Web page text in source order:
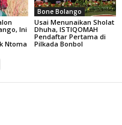
Ini
Ntoma
Bone Bolango
Usai Menunaikan Sholat
Dhuha, ISTIQOMAH
Pendaftar Pertama di
Pilkada Bonbol